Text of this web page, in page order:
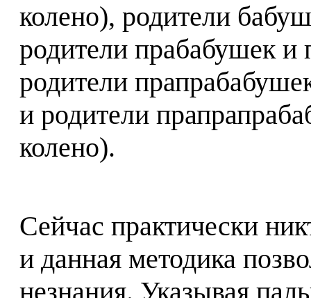
колено), родители
родители прабабушек и
родители
и родители
колено).
Сейчас практически
и данная методика
незнания. Указывая